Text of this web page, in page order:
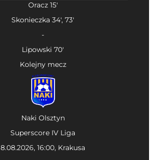
Oracz 15'
Skonieczka 34', 73'
-
Lipowski 70'
Kolejny mecz
Naki Olsztyn
Superscore IV Liga
8.08.2026, 16:00, Krakusa